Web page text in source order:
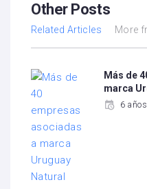
Other Posts
Related Articles More
Más de
marca
6